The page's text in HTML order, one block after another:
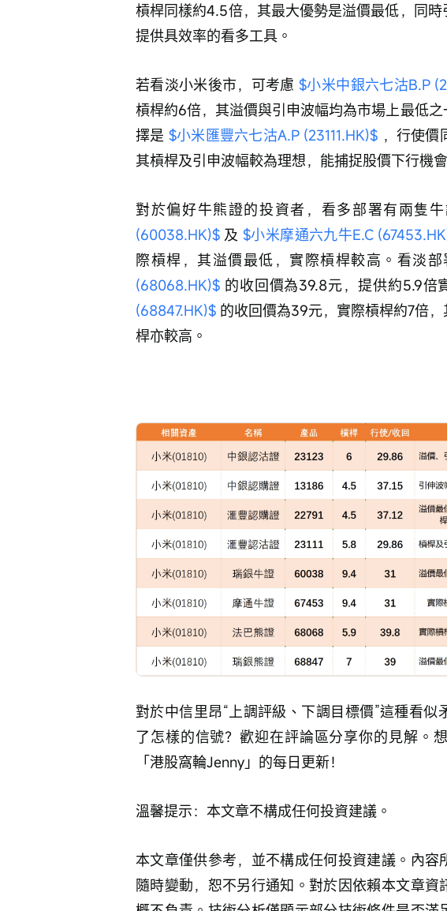
槓桿同樣約4.5倍，其最大優勢是溢價最低，同時
提供具效率的看多工具。
若看淡小米後市，可考慮 $小米中銀六七沽B.P
槓桿約6倍，其溢價與引申波幅均為市場上最低
擇是 $小米匯豐六七沽A.P (23111.HK)$ ，行使價
其槓桿及引申波幅較為理想，能捕捉股價下行機會
對於偏好牛熊證的投資者，看多部署有兩隻牛
(60038.HK)$ 及 $小米摩通六九牛E.C
際槓桿，其溢價最低，實際槓桿較高。看淡部
(68068.HK)$ 的收回價為39.8元，提供約5.9倍
(68847.HK)$ 的收回價為39元，實際槓桿約7倍
桿亦較高。
對於中信里昂“上調評級、下調目標價”這種看
了怎樣的信號？歡迎在評論區分享你的見解。
「港股窩輪Jenny」的每日更新！
溫馨提示：本文章不構成任何投資建議。
本文章僅供參考，並不構成任何投資建議。內
隨時變動，恕不另行通知。對於因依賴本文章